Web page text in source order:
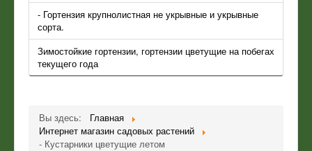
- Гортензия крупнолистная не укрывные и укрывные
сорта.
Зимостойкие гортензии, гортензии цветущие на побегах
текущего года
Вы здесь:
Главная
Интернет магазин садовых растений
- Кустарники цветущие летом